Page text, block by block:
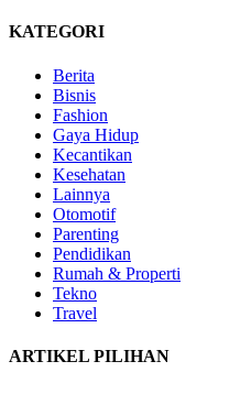
KATEGORI
Berita
Bisnis
Fashion
Gaya Hidup
Kecantikan
Kesehatan
Lainnya
Otomotif
Parenting
Pendidikan
Rumah & Properti
Tekno
Travel
ARTIKEL PILIHAN